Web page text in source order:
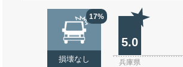
17%
損壊なし
5.0
兵庫県